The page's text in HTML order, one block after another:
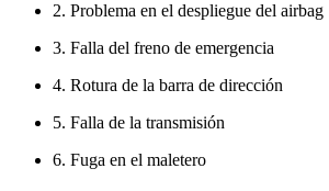
2. Problema en el despliegue del airbag
3. Falla del freno de emergencia
4. Rotura de la barra de dirección
5. Falla de la transmisión
6. Fuga en el maletero